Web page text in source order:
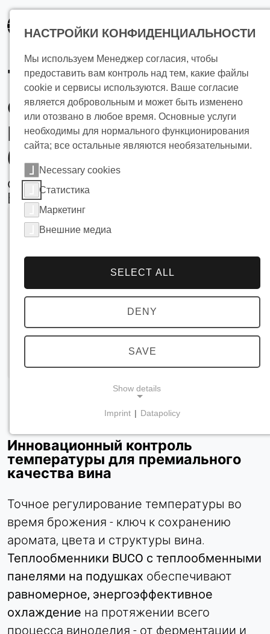
основному
содержанию
Точное
охлаждение вина
и контролируемое
брожение
с Теплообменными панелями
BUCO
Инновационный контроль
температуры для премиального
качества вина
Точное регулирование температуры во
время брожения - ключ к сохранению
аромата, цвета и структуры вина.
Теплообменники BUCO с теплообменными
панелями на подушках обеспечивают
равномерное, энергоэффективное
охлаждение на протяжении всего
процесса виноделия - от ферментации и
НАСТРОЙКИ КОНФИДЕНЦИАЛЬНОСТИ
Мы используем Менеджер согласия, чтобы
предоставить вам контроль над тем, какие файлы
cookie и сервисы используются. Ваше согласие
является добровольным и может быть изменено
или отозвано в любое время. Основные услуги
необходимы для нормального функционирования
сайта; все остальные являются необязательными.
Necessary cookies
Статистика
Маркетинг
Внешние медиа
SELECT ALL
DENY
SAVE
Show details
Требуются для обеспечения основной
функциональности сайта, например, для
навигации и сохранения настроек
отключить.
cookie_consent
Name:
согласие
Heat Transfer Technology
Imprint | Datapolicy